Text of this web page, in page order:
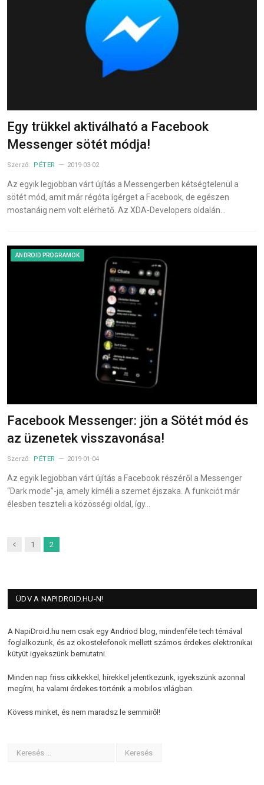
Egy trükkel aktiválható a Facebook
Messenger sötét módja!
Szerző: PÉTER 2019-03-02
Az egyik legjobban várt újítás a Messengerben kétségtelenül a
sötét mód, amit már régóta ígérget a Facebook, de egészen
mostanáig nem volt elérhető. Az XDA-Developers oldalán…
ANDROID PROGRAMOK
Facebook Messenger: jön a Sötét mód és
az üzenetek visszavonása!
Szerző: PÉTER 2019-01-04
Az egyik legjobban várt újítás a Facebook részéről a Messenger
“Dark mode”-ja, amely kíméli a szemet éjszaka. A funkciót már
élesben teszteli a közösségi oldal, így…
Previous
1 2
ÜDV A NAPIDROID.HU-N!
A NapiDroid.hu nem csak egy Andriod blog, mindenféle tech témával
foglalkozunk, és az okostelefonok mellett számos érdekes elektronikai
kütyüt igyekszünk bemutatni.
Minden nap friss cikkekkel, hírekkel jelentkezünk, igyekszünk azonnal
megírni, ha valami érdekes történik a mobilos világban.
Kövess minket, és nem maradsz le semmiről!